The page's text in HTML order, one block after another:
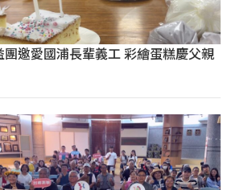
團邀愛國浦長輩義工 彩繪蛋糕慶父親